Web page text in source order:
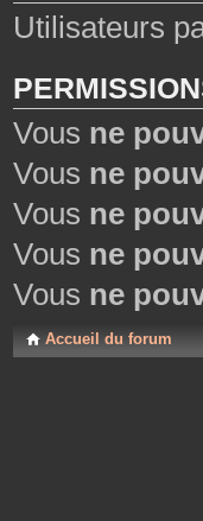
Utilisateurs
Vous ne
Vous ne
Vous ne
Vous ne
Vous ne
Accueil du forum